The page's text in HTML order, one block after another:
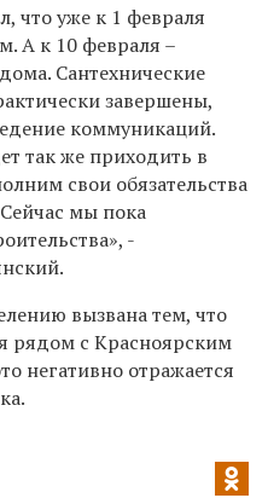
что уже к 1 февраля
А к 10 февраля –
Сантехнические
завершены,
коммуникаций.
так же приходить в
свои обязательства
мы пока
-
вызвана тем, что
рядом с Красноярским
негативно отражается